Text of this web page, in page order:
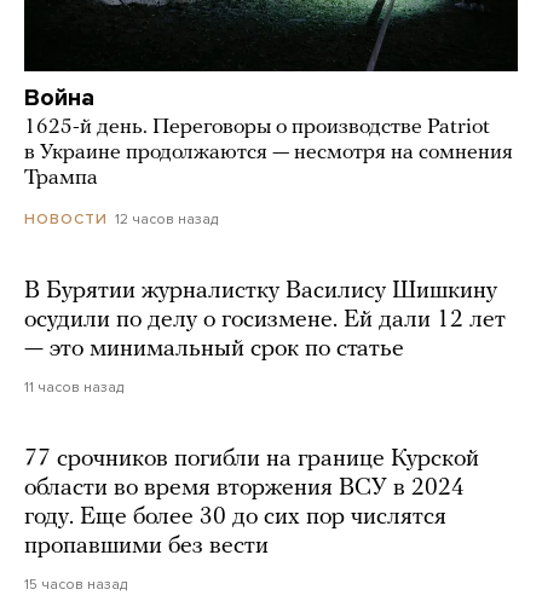
Война
1625-й день. Переговоры о производстве Patriot
в Украине продолжаются — несмотря на сомнения
Трампа
НОВОСТИ 12 часов назад
В Бурятии журналистку Василису Шишкину
осудили по делу о госизмене. Ей дали 12 лет
— это минимальный срок по статье
11 часов назад
77 срочников погибли на границе Курской
области во время вторжения ВСУ в 2024
году. Еще более 30 до сих пор числятся
пропавшими без вести
15 часов назад